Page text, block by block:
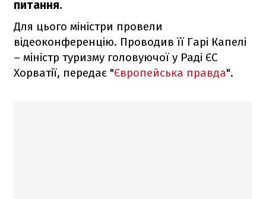
питання.
Для цього міністри провели
відеоконференцію. Проводив її Гарі Капелі
– міністр туризму головуючої у Раді ЄС
Хорватії, передає "Європейська правда".